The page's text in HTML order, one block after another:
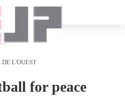
DE L'OUEST
for peace